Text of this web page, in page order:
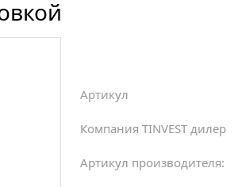
Артикул
Компания TINVEST дилер
Артикул производителя: